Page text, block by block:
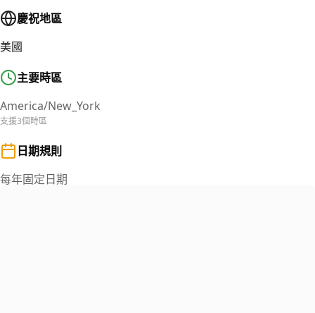
慶祝地區
美國
主要時區
America/New_York
支援3個時區
日期規則
每年固定日期